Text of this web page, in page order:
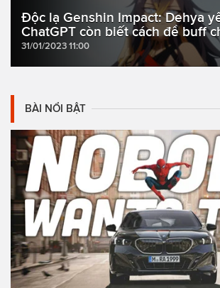
Độc lạ Genshin Impact: Dehya
ChatGPT còn biết cách để buff
31/01/2023 11:00
BÀI NỔI BẬT